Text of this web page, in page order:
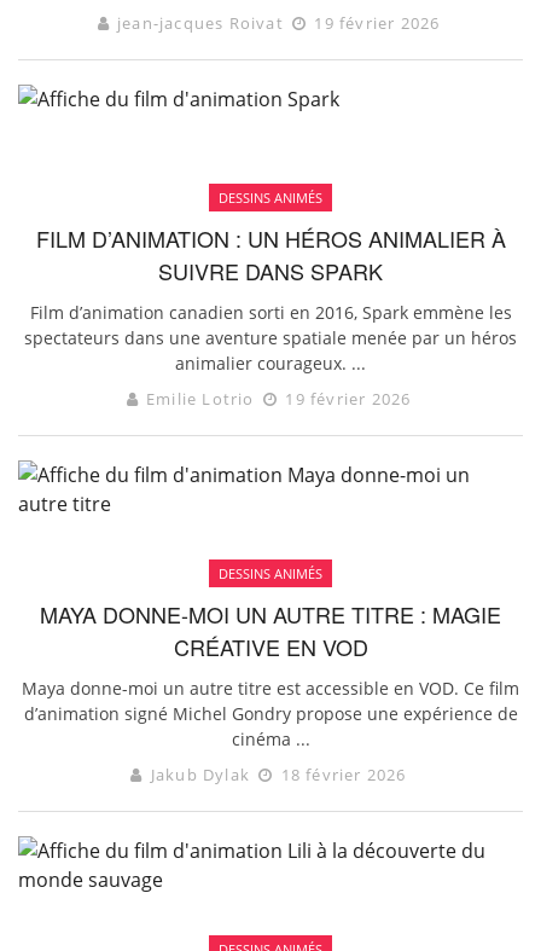
jean-jacques Roivat 19 février 2026
DESSINS ANIMÉS
FILM D’ANIMATION : UN HÉROS ANIMALIER À
SUIVRE DANS SPARK
Film d’animation canadien sorti en 2016, Spark emmène les
spectateurs dans une aventure spatiale menée par un héros
animalier courageux. ...
Emilie Lotrio 19 février 2026
DESSINS ANIMÉS
MAYA DONNE-MOI UN AUTRE TITRE : MAGIE
CRÉATIVE EN VOD
Maya donne-moi un autre titre est accessible en VOD. Ce film
d’animation signé Michel Gondry propose une expérience de
cinéma ...
Jakub Dylak 18 février 2026